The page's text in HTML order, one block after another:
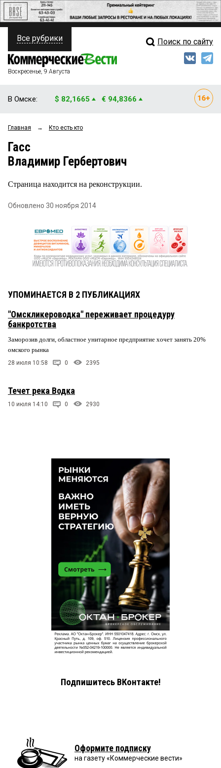
ПОЛИТИКА
ФИНАНСЫ
ОБЩЕСТВО
ЗАКОН
Свежий выпуск
Все рубрики Поиск по сайту
Воскресенье, 9 Августа
В Омске: $ 82,1665 € 94,8366
Главная → Кто есть кто
Гасс
Владимир Гербертович
Страница находится на реконструкции.
Обновлено 30 ноября 2014
УПОМИНАЕТСЯ В 2 ПУБЛИКАЦИЯХ
"Омскликероводка" переживает процедуру
банкротства
Заморозив долги, областное унитарное предприятие хочет занять 20%
омского рынка
28 июля 10:58 0 2395
Течет река Водка
10 июля 14:10 0 2930
Подпишитесь ВКонтакте!
Оформите подписку
на газету «Коммерческие вести»